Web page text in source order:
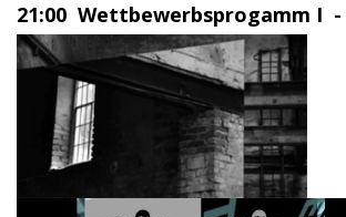
21:00 Wettbewerbsprogamm I -